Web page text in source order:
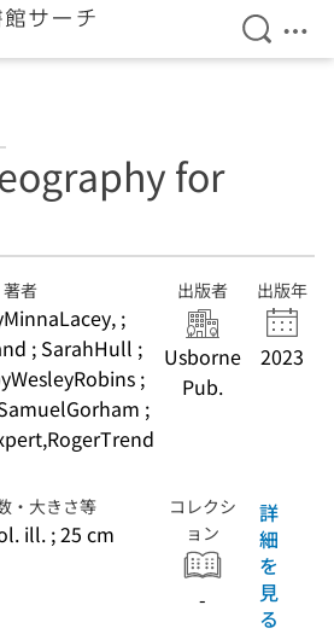
検索を
メ
for
著者
;
; SarahHull ;
;
;
出版者
Usborne
Pub.
出版年
2023
・大きさ等
ill. ; 25 cm
コレクシ
ョン
-
詳
細
を
見
る